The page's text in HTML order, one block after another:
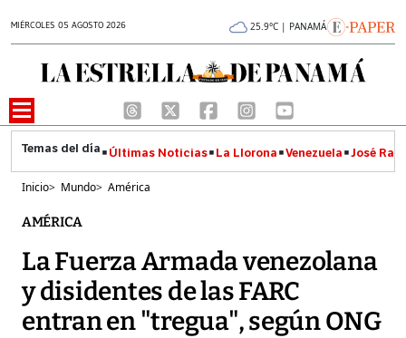
MIÉRCOLES 05 AGOSTO 2026 25.9°C | PANAMÁ
Últimas Noticias La Llorona Venezuela José
Inicio> Mundo> América
AMÉRICA
La Fuerza Armada venezolana
y disidentes de las FARC
entran en "tregua", según ONG